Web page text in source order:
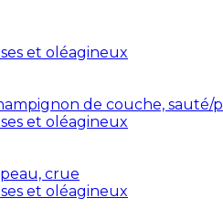
et oléagineux
de couche, sauté/
et oléagineux
crue
et oléagineux